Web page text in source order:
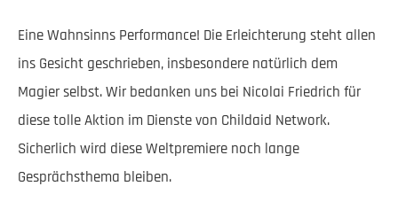
Eine Wahnsinns Performance! Die Erleichterung steht allen
ins Gesicht geschrieben, insbesondere natürlich dem
Magier selbst. Wir bedanken uns bei Nicolai Friedrich für
diese tolle Aktion im Dienste von Childaid Network.
Sicherlich wird diese Weltpremiere noch lange
Gesprächsthema bleiben.